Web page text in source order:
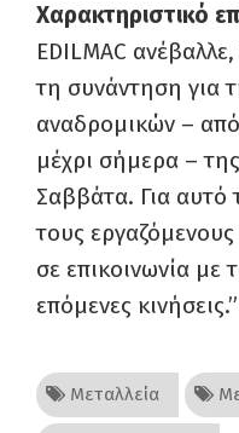
Χαρακτηριστικό
EDILMAC
τη συνάντηση για
αναδρομικών –
μέχρι σήμερα –
Σαββάτα. Για
τους
σε επικοινωνία με
επόμενες κινήσεις.”
Μεταλλεία